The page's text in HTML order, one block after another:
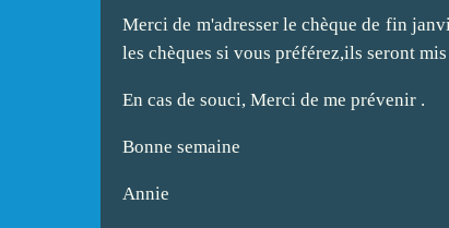
Merci de m'adresser le chèque de fin
les chèques si vous préférez,ils seront
En cas de souci, Merci de me prévenir .
Bonne semaine
Annie